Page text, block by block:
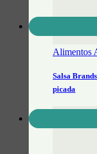
Alimentos
Salsa
picada